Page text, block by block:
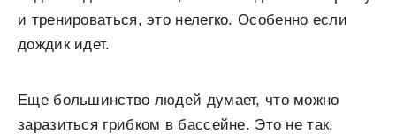
и тренироваться, это нелегко. Особенно если
дождик идет.
Еще большинство людей думает, что можно
заразиться грибком в бассейне. Это не так,